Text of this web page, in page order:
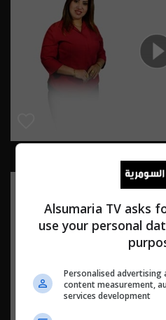
Alsumaria TV asks
use your personal
Personalised
content measurement,
services development